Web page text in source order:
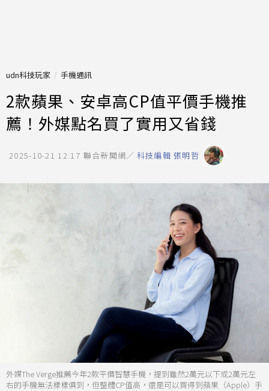
udn科技玩家 手機通訊
2款蘋果、安卓高CP值平價手機推
薦！外媒點名買了實用又省錢
2025-10-21 12:17 聯合新聞網／ 科技編輯 張明哲
外媒The Verge推薦今年2款平價智慧手機，提到雖然2萬元以下或2萬元左
右的手機無法樣樣俱到，但整體CP值高，還是可以買得到蘋果（Apple）手